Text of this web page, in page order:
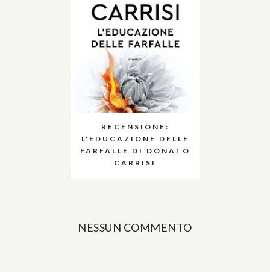
RECENSIONE:
L'EDUCAZIONE DELLE
FARFALLE DI DONATO
CARRISI
NESSUN COMMENTO